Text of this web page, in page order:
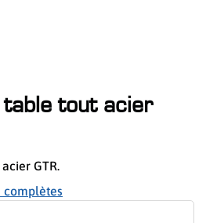
tout acier
GTR.
complètes